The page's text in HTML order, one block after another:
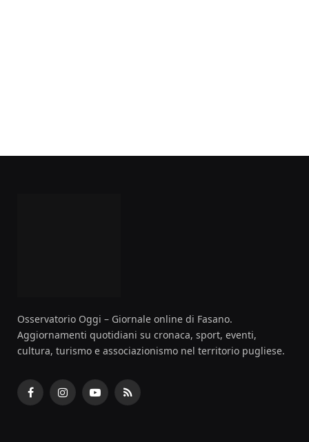
Osservatorio Oggi – Giornale online di Fasano.
Aggiornamenti quotidiani su cronaca, sport, eventi,
cultura, turismo e associazionismo nel territorio pugliese.
FacebookInstagramYouTubeRSS